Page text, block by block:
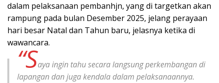
dalam pelaksanaan pembanhjn, yang di targetkan akan
rampung pada bulan Desember 2025, jelang perayaan
hari besar Natal dan Tahun baru, jelasnya ketika di
wawancara.
“Saya ingin tahu secara langsung perkembangan di
lapangan dan juga kendala dalam pelaksanaannya.